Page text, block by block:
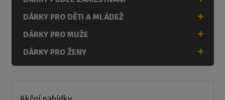
DÁRKY PRO DĚTI A MLÁDEŽ
DÁRKY PRO MUŽE
DÁRKY PRO ŽENY